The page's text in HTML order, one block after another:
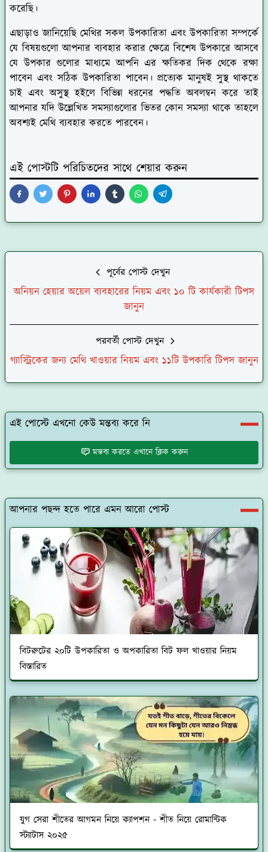
করেছি।
এছাড়াও জানিয়েছি মেথির সকল উপকারিতা এবং উপকারিতা সম্পর্কে
যে বিষয়গুলো আপনার ব্যবহার করার ক্ষেত্রে বিশেষ উপকারে আসবে
যে উপকার গুলোর মাধ্যমে আপনি এর ক্ষতিকর দিক থেকে রক্ষা
পাবেন এবং সঠিক উপকারিতা পাবেন। প্রত্যেক মানুষই সুস্থ থাকতে
চাই এবং অসুস্থ হইলে বিভিন্ন ধরনের পদ্ধতি অবলম্বন করে তাই
আপনার যদি উল্লেখিত সমস্যাগুলোর ভিতর কোন সমস্যা থাকে তাহলে
অবশ্যই মেথি ব্যবহার করতে পারবেন।
এই পোস্টটি পরিচিতদের সাথে শেয়ার করুন
পূর্বের পোস্ট দেখুন
অনিয়ন হেয়ার অয়েল ব্যবহারের নিয়ম এবং ১০ টি কার্যকারী টিপস
জানুন
পরবর্তী পোস্ট দেখুন
গ্যাস্ট্রিকের জন্য মেথি খাওয়ার নিয়ম এবং ১১টি উপকারি টিপস জানুন
এই পোস্টে এখনো কেউ মন্তব্য করে নি
মন্তব্য করতে এখানে ক্লিক করুন
আপনার পছন্দ হতে পারে এমন আরো পোস্ট
বিটরুটের ২০টি উপকারিতা ও অপকারিতা বিট ফল খাওয়ার নিয়ম
বিস্তারিত
যুগ সেরা শীতের আগমন নিয়ে ক্যাপশন - শীত নিয়ে রোমান্টিক
স্ট্যাটাস ২০২৫